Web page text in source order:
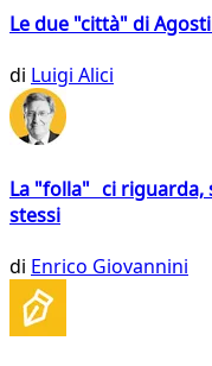
Le due "città" di
di Luigi Alici
La "folla" ci riguarda,
stessi
di Enrico Giovannini